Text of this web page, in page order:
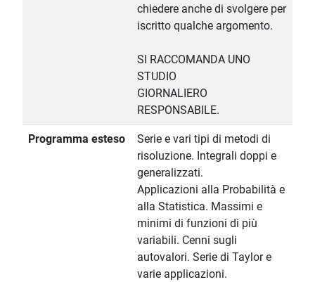
chiedere anche di svolgere per
iscritto qualche argomento.
SI RACCOMANDA UNO
STUDIO
GIORNALIERO
RESPONSABILE.
Programma esteso
Serie e vari tipi di metodi di
risoluzione. Integrali doppi e
generalizzati.
Applicazioni alla Probabilità e
alla Statistica. Massimi e
minimi di funzioni di più
variabili. Cenni sugli
autovalori. Serie di Taylor e
varie applicazioni.